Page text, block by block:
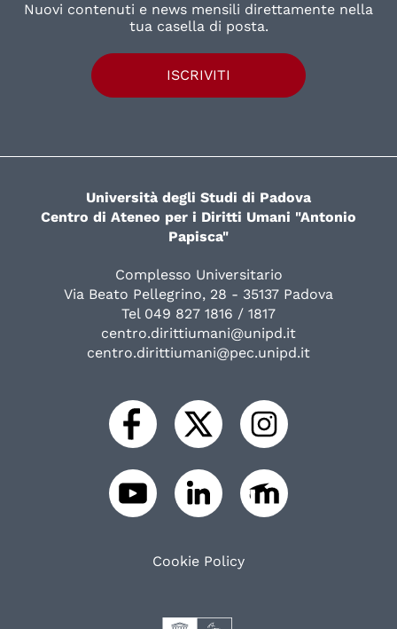
Nuovi contenuti e news mensili direttamente nella
tua casella di posta.
ISCRIVITI
Università degli Studi di Padova
Centro di Ateneo per i Diritti Umani "Antonio
Papisca"
Complesso Universitario
Via Beato Pellegrino, 28 - 35137 Padova
Tel 049 827 1816 / 1817
centro.dirittiumani@unipd.it
centro.dirittiumani@pec.unipd.it
Cookie Policy